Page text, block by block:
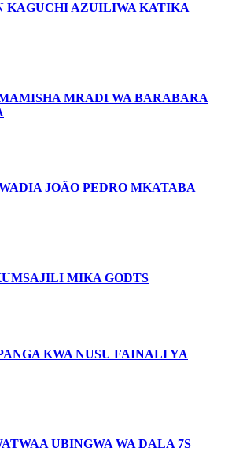
KAGUCHI AZUILIWA KATIKA
MRADI WA BARABARA
JOÃO PEDRO MKATABA
MIKA GODTS
KWA NUSU FAINALI YA
UBINGWA WA DALA 7S